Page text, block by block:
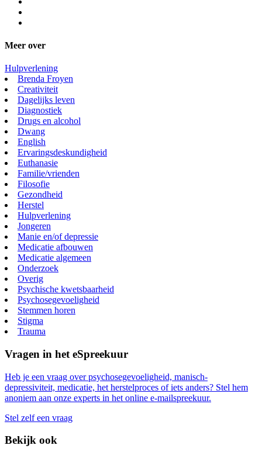
Meer over
Hulpverlening
Brenda Froyen
Creativiteit
Dagelijks leven
Diagnostiek
Drugs en alcohol
Dwang
English
Ervaringsdeskundigheid
Euthanasie
Familie/vrienden
Filosofie
Gezondheid
Herstel
Hulpverlening
Jongeren
Manie en/of depressie
Medicatie afbouwen
Medicatie algemeen
Onderzoek
Overig
Psychische kwetsbaarheid
Psychosegevoeligheid
Stemmen horen
Stigma
Trauma
Vragen in het eSpreekuur
Heb je een vraag over psychosegevoeligheid, manisch-
depressiviteit, medicatie, het herstelproces of iets anders? Stel hem
anoniem aan onze experts in het online e-mailspreekuur.
Stel zelf een vraag
Bekijk ook